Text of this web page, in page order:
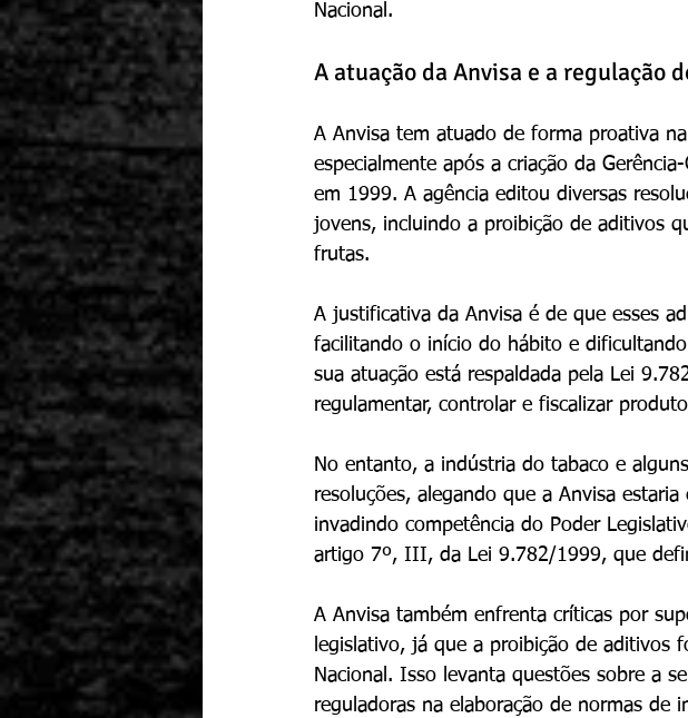
Nacional.
A atuação da Anvisa e a regulação
A Anvisa tem atuado de forma proativa
especialmente após a criação da
em 1999. A agência editou diversas
jovens, incluindo a proibição de aditivos
frutas.
A justificativa da Anvisa é de que esses
facilitando o início do hábito e
sua atuação está respaldada pela Lei
regulamentar, controlar e fiscalizar
No entanto, a indústria do tabaco e
resoluções, alegando que a Anvisa
invadindo competência do Poder
artigo 7º, III, da Lei 9.782/1999, que
A Anvisa também enfrenta críticas por
legislativo, já que a proibição de aditivos
Nacional. Isso levanta questões sobre a
reguladoras na elaboração de normas de